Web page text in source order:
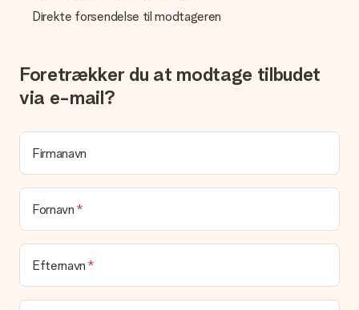
Direkte forsendelse til modtageren
Foretrækker du at modtage tilbudet
via e-mail?
Firmanavn
Fornavn
Efternavn